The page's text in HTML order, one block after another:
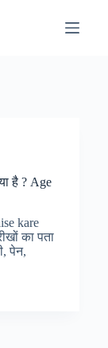
है ? Age
kare
का पता
पेन,